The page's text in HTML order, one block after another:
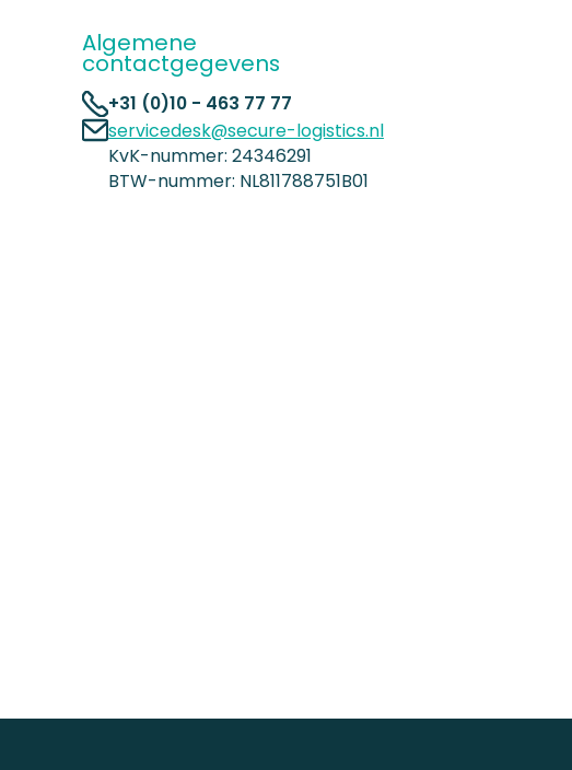
Algemene
contactgegevens
+31 (0)10 - 463 77 77
servicedesk@secure-logistics.nl
KvK-nummer: 24346291
BTW-nummer: NL811788751B01